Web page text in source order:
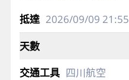
2026/09/09 21:55
四川航空